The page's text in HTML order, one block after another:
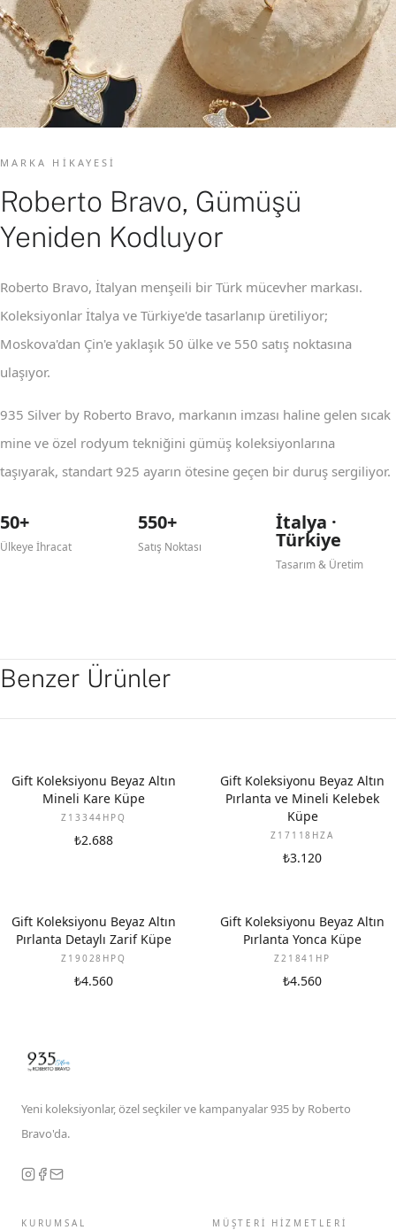
MARKA HIKAYESI
Roberto Bravo, Gümüşü
Yeniden Kodluyor
Roberto Bravo, İtalyan menşeili bir Türk mücevher markası.
Koleksiyonlar İtalya ve Türkiye'de tasarlanıp üretiliyor;
Moskova'dan Çin'e yaklaşık 50 ülke ve 550 satış noktasına
ulaşıyor.
935 Silver by Roberto Bravo, markanın imzası haline gelen sıcak
mine ve özel rodyum tekniğini gümüş koleksiyonlarına
taşıyarak, standart 925 ayarın ötesine geçen bir duruş sergiliyor.
50+
Ülkeye İhracat
550+
Satış Noktası
İtalya ·
Türkiye
Tasarım & Üretim
Benzer Ürünler
YENI
Gift Koleksiyonu Beyaz Altın
Mineli Kare Küpe
Z13344HPQ
₺2.688
YENI
Gift Koleksiyonu Beyaz Altın
Pırlanta ve Mineli Kelebek
Küpe
Z17118HZA
₺3.120
YENI
Gift Koleksiyonu Beyaz Altın
Pırlanta Detaylı Zarif Küpe
Z19028HPQ
₺4.560
YENI
Gift Koleksiyonu Beyaz Altın
Pırlanta Yonca Küpe
Z21841HP
₺4.560
Yeni koleksiyonlar, özel seçkiler ve kampanyalar 935 by Roberto
Bravo'da.
KURUMSAL MÜŞTERİ HİZMETLERİ